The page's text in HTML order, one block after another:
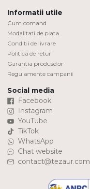
Informatii utile
Cum comand
Modalitati de plata
Conditii de livrare
Politica de retur
Garantia produselor
Regulamente campanii
Social media
Facebook
Instagram
YouTube
TikTok
WhatsApp
Chat website
contact@tezaur.com